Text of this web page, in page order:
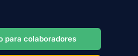
para colaboradores